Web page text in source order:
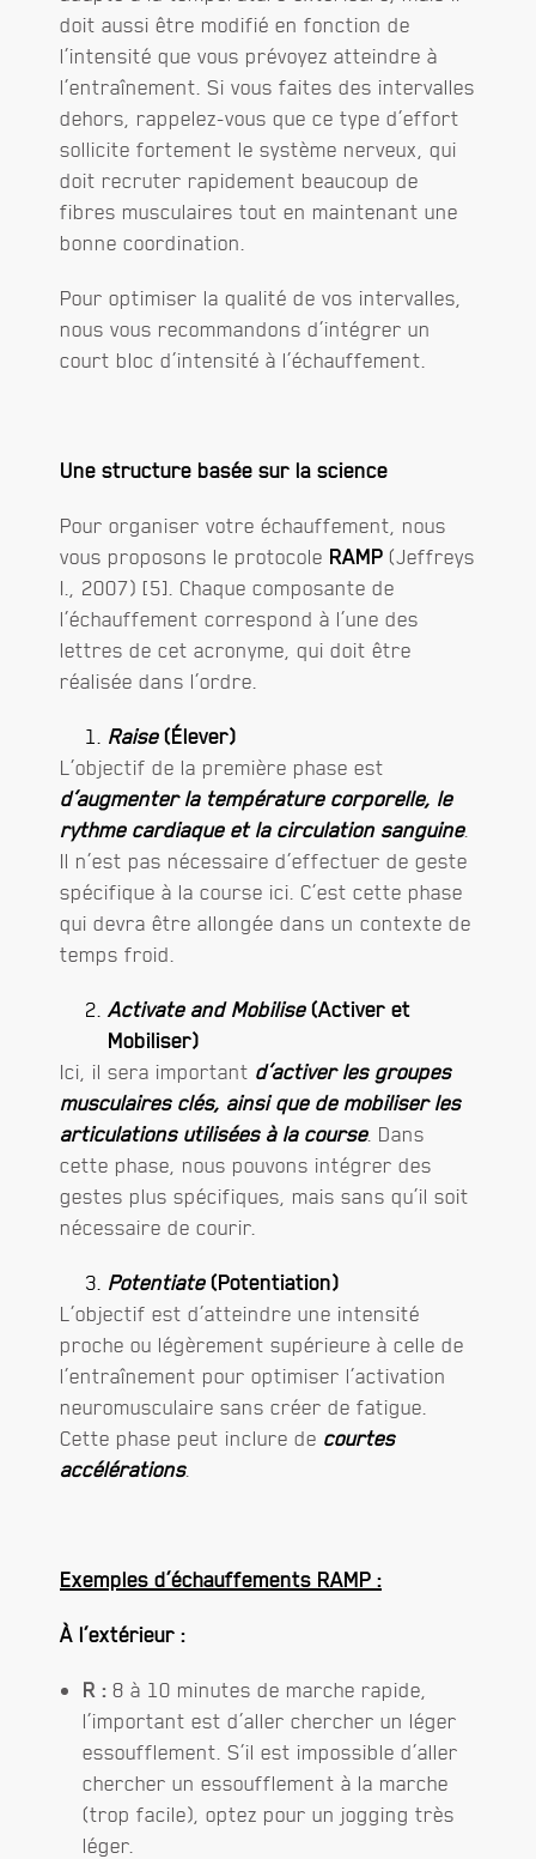
doit aussi être modifié en fonction de
l’intensité que vous prévoyez atteindre à
l’entraînement. Si vous faites des intervalles
dehors, rappelez-vous que ce type d’effort
sollicite fortement le système nerveux, qui
doit recruter rapidement beaucoup de
fibres musculaires tout en maintenant une
bonne coordination.
Pour optimiser la qualité de vos intervalles,
nous vous recommandons d’intégrer un
court bloc d’intensité à l’échauffement.
Une structure basée sur la science
Pour organiser votre échauffement, nous
vous proposons le protocole RAMP (Jeffreys
I., 2007) [5]. Chaque composante de
l’échauffement correspond à l’une des
lettres de cet acronyme, qui doit être
réalisée dans l’ordre.
Raise(Élever)
L’objectif de la première phase est
d’augmenter la température corporelle, le
rythme cardiaque et la circulation sanguine.
Il n’est pas nécessaire d’effectuer de geste
spécifique à la course ici. C’est cette phase
qui devra être allongée dans un contexte de
temps froid.
Activate and Mobilise(Activer et
Mobiliser)
Ici, il sera important d’activer les groupes
musculaires clés, ainsi que de mobiliser les
articulations utilisées à la course. Dans
cette phase, nous pouvons intégrer des
gestes plus spécifiques, mais sans qu’il soit
nécessaire de courir.
Potentiate(Potentiation)
L’objectif est d’atteindre une intensité
proche ou légèrement supérieure à celle de
l’entraînement pour optimiser l’activation
neuromusculaire sans créer de fatigue.
Cette phase peut inclure de courtes
accélérations.
Exemples d’échauffements RAMP :
À l’extérieur :
R : 8 à 10 minutes de marche rapide,
l’important est d’aller chercher un léger
essoufflement. S’il est impossible d’aller
chercher un essoufflement à la marche
(trop facile), optez pour un jogging très
léger.